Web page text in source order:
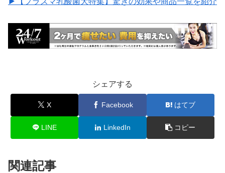
シェアする
X Facebook はてブ
LINE LinkedIn コピー
関連記事